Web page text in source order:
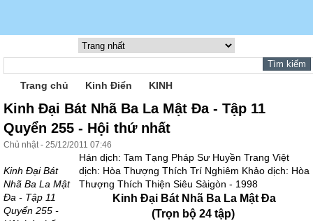
Trang chủ Kinh Điển KINH
Kinh Đại Bát Nhã Ba La Mật Đa - Tập 11
Quyển 255 - Hội thứ nhất
Chủ nhật - 25/12/2011 07:46
Kinh Đại Bát
Nhã Ba La Mật
Đa - Tập 11
Quyển 255 -
Hán dịch: Tam Tạng Pháp Sư Huyền Trang Việt
dịch: Hòa Thượng Thích Trí Nghiêm Khảo dịch: Hòa
Thượng Thích Thiện Siêu Sàigòn - 1998
Kinh Đại Bát Nhã Ba La Mật Đa
(Trọn bộ 24 tập)